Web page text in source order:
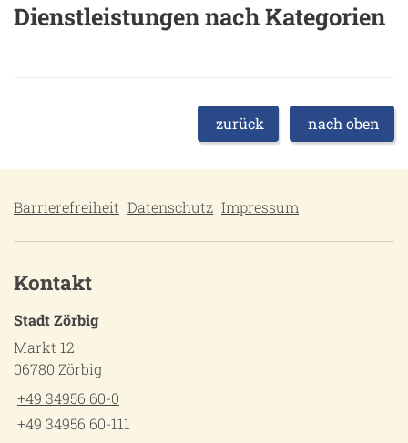
Dienstleistungen nach Kategorien
zurück nach oben
Barrierefreiheit Datenschutz Impressum
Kontakt
Stadt Zörbig
Markt 12
06780 Zörbig
+49 34956 60-0
+49 34956 60-111